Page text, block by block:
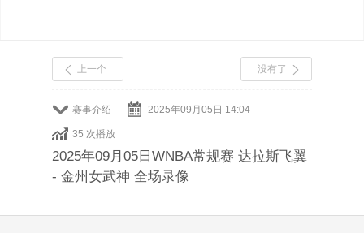
赛事介绍 2025年09月05日 14:04
35 次播放
上一个 没有了
2025年09月05日WNBA常规赛 达拉斯飞翼
- 金州女武神 全场录像